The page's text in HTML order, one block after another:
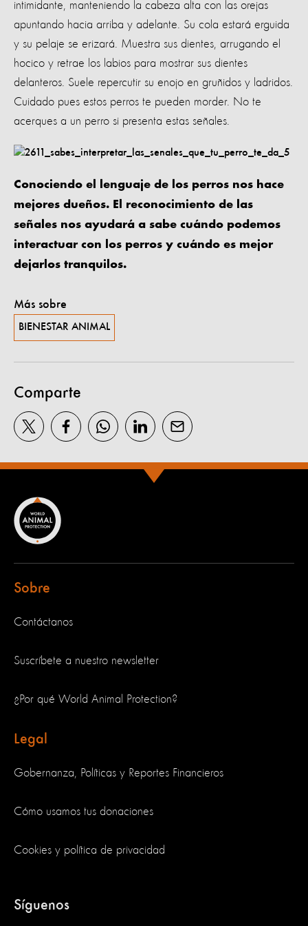
intimidante, manteniendo la cabeza alta con las orejas
apuntando hacia arriba y adelante. Su cola estará erguida
y su pelaje se erizará. Muestra sus dientes, arrugando el
hocico y retrae los labios para mostrar sus dientes
delanteros. Suele repercutir su enojo en gruñidos y ladridos.
Cuidado pues estos perros te pueden morder. No te
acerques a un perro si presenta estas señales.
Conociendo el lenguaje de los perros nos hace
mejores dueños. El reconocimiento de las
señales nos ayudará a sabe cuándo podemos
interactuar con los perros y cuándo es mejor
dejarlos tranquilos.
Más sobre
BIENESTAR ANIMAL
Comparte
Sobre
Contáctanos
Suscríbete a nuestro newsletter
¿Por qué World Animal Protection?
Legal
Gobernanza, Políticas y Reportes Financieros
Cómo usamos tus donaciones
Cookies y política de privacidad
Síguenos